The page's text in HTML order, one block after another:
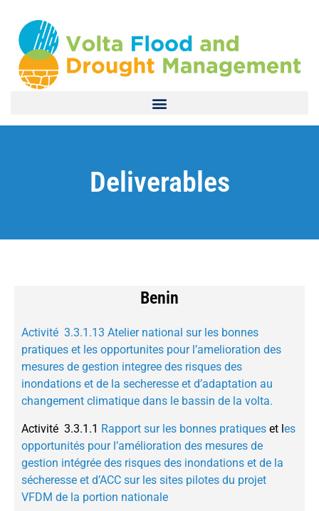
Deliverables
Benin
Activité 3.3.1.13 Atelier national sur les bonnes
pratiques et les opportunites pour l’amelioration des
mesures de gestion integree des risques des
inondations et de la secheresse et d’adaptation au
changement climatique dans le bassin de la volta.
Activité 3.3.1.1 Rapport sur les bonnes pratiques et les
opportunités pour l’amélioration des mesures de
gestion intégrée des risques des inondations et de la
sécheresse et d’ACC sur les sites pilotes du projet
VFDM de la portion nationale